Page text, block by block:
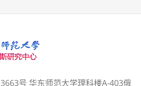
号 华东师范大学理科楼A-403俄